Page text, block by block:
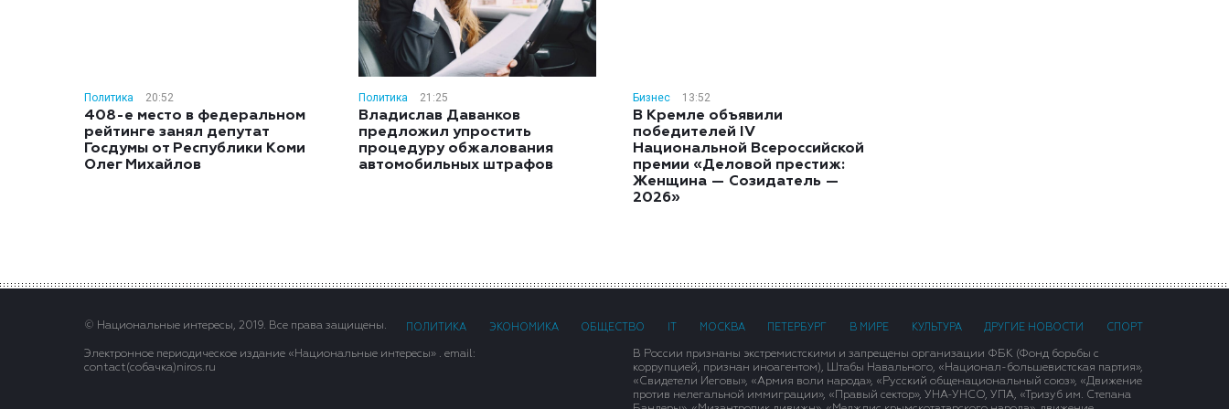
Политика 20:52
408-е место в федеральном
рейтинге занял депутат
Госдумы от Республики Коми
Олег Михайлов
Политика 21:25
Владислав Даванков
предложил упростить
процедуру обжалования
автомобильных штрафов
Бизнес 13:52
В Кремле объявили
победителей IV
Национальной Всероссийской
премии «Деловой престиж:
Женщина — Созидатель —
2026»
© Национальные интересы, 2019. Все права защищены. ПОЛИТИКА ЭКОНОМИКА ОБЩЕСТВО МОСКВА ПЕТЕРБУРГ В МИРЕ КУЛЬТУРА ДРУГИЕ НОВОСТИ СПОРТ
Электронное периодическое издание «Национальные интересы» . email:
contact(сoбaчка)niros.ru
В России признаны экстремистскими и запрещены организации ФБК (Фонд борьбы с
коррупцией, признан иноагентом), Штабы Навального, «Национал-большевистская партия»,
«Свидетели Иеговы», «Армия воли народа», «Русский общенациональный союз», «Движение
против нелегальной иммиграции», «Правый сектор», УНА-УНСО, УПА, «Тризуб им. Степана